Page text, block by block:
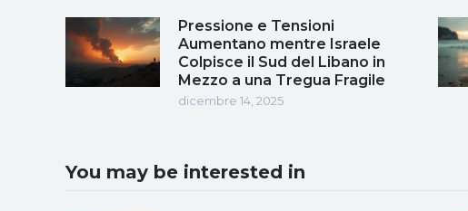
Pressione e Tensioni
Aumentano mentre Israele
Colpisce il Sud del Libano in
Mezzo a una Tregua Fragile
dicembre 14, 2025
You may be interested in